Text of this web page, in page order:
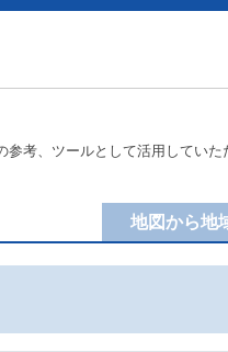
考、ツールとして活用してい
地図から地